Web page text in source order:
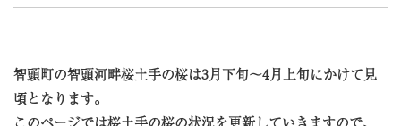
智頭町の智頭河畔桜土手の桜は3月下旬～4月上旬にかけて見
頃となります。
このページでは桜土手の桜の状況を更新していきますので、